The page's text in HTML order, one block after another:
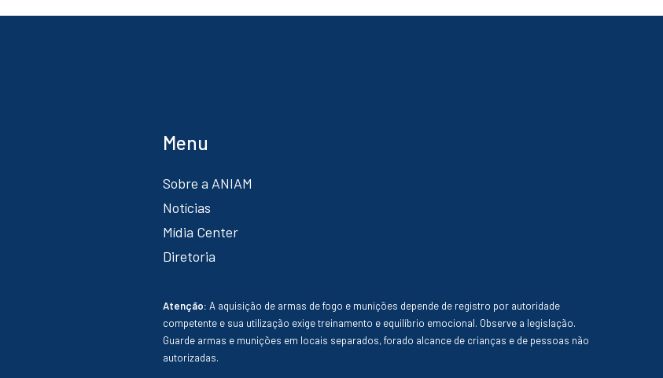
Menu
Sobre a ANIAM
Notícias
Mídia Center
Diretoria
Atenção: A aquisição de armas de fogo e munições depende de registro por autoridade
competente e sua utilização exige treinamento e equilíbrio emocional. Observe a legislação.
Guarde armas e munições em locais separados, forado alcance de crianças e de pessoas não
autorizadas.